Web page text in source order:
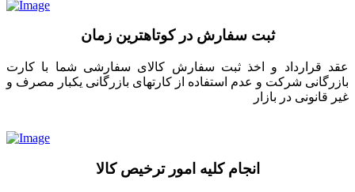
ثبت سفارش در کوتاهترین زمان
عقد قرارداد و اخذ ثبت سفارش کالای سفارشی شما با کارت
بازرگانی شرکت و عدم استفاده از کارتهای بازرگانی یکبار مصرف و
غیر قانونی در بازار
انجام کلیه امور ترخیص کالا